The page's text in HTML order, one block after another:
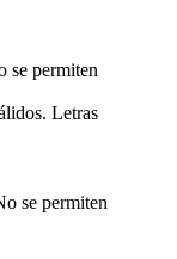
se permiten
Letras
se permiten